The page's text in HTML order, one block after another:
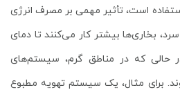
است، تأثیر مهمی بر مصرف انرژی
بخاری‌ها بیشتر کار می‌کنند تا دمای
حالی که در مناطق گرم، سیستم‌های
برای مثال، یک سیستم تهویه مطبوع